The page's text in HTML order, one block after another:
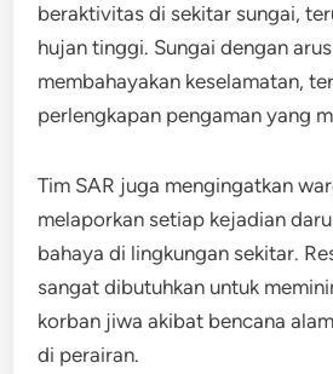
beraktivitas di sekitar sungai,
hujan tinggi. Sungai dengan
membahayakan keselamatan,
perlengkapan pengaman yang
Tim SAR juga mengingatkan
melaporkan setiap kejadian
bahaya di lingkungan sekitar.
sangat dibutuhkan untuk
korban jiwa akibat bencana
di perairan.